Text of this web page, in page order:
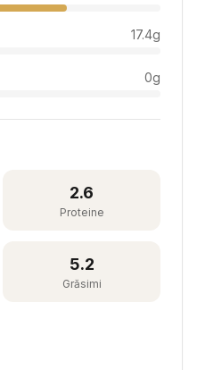
17.4g
0g
2.6
Proteine
5.2
Grăsimi